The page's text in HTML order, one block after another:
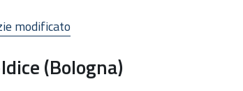
modificato
(Bologna)